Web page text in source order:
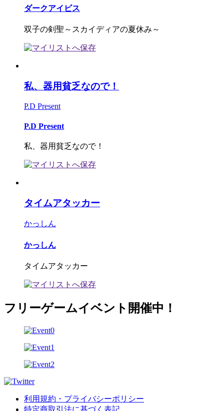
ダークアイビス
双子の剣聖～スカイディアの夏休み～
私、器用貧乏なので！
P.D Present
P.D Present
私、器用貧乏なので！
タイムアタッカー
かっしん
かっしん
タイムアタッカー
フリーゲームイベント開催中！
利用規約・プライバシーポリシー
特定商取引法に基づく表記